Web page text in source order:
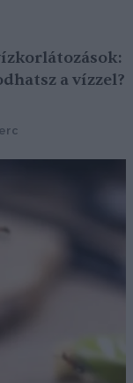
a vízzel?